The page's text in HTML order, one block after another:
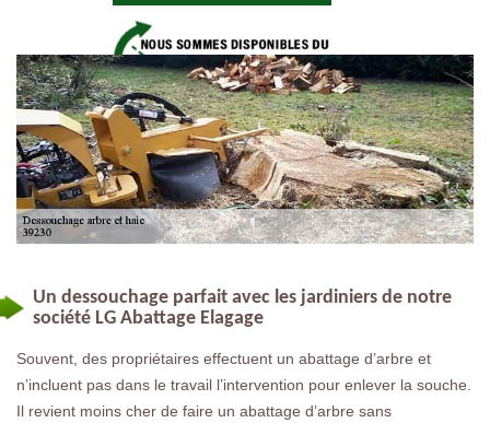
Un dessouchage parfait avec les jardiniers de notre
société LG Abattage Elagage
Souvent, des propriétaires effectuent un abattage d’arbre et
n’incluent pas dans le travail l’intervention pour enlever la souche.
Il revient moins cher de faire un abattage d’arbre sans